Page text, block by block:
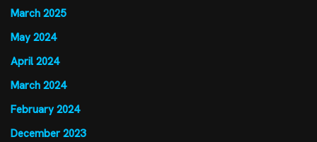
March 2025
May 2024
April 2024
March 2024
February 2024
December 2023